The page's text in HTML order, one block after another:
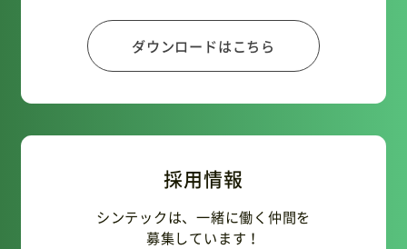
ダウンロードはこちら
採用情報
シンテックは、一緒に働く仲間を
募集しています！